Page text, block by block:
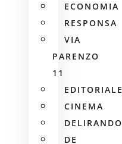
ECONOMIA
RESPONSA
VIA
PARENZO
11
EDITORIALE
CINEMA
DELIRANDO
DE